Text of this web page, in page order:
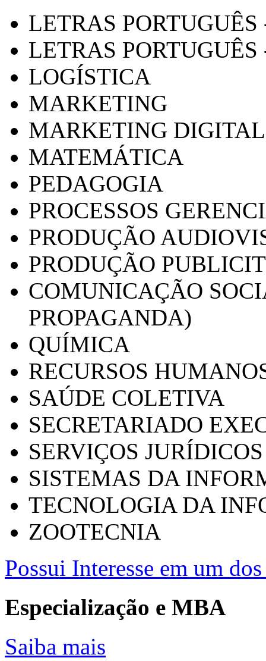
LETRAS
LETRAS PORTUGUÊS
LOGÍSTICA
MARKETING
MARKETING DIGITAL
MATEMÁTICA
PEDAGOGIA
PROCESSOS
PRODUÇÃO
PRODUÇÃO
COMUNICAÇÃO
PROPAGANDA)
QUÍMICA
RECURSOS
SAÚDE COLETIVA
SECRETARIADO
SERVIÇOS
SISTEMAS DA
TECNOLOGIA DA
ZOOTECNIA
Possui Interesse em um
Especialização e MBA
Saiba mais